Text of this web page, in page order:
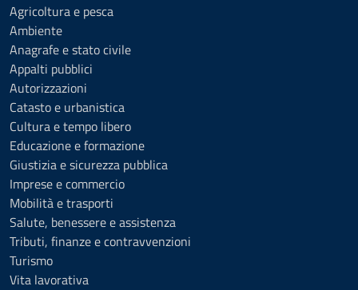
Agricoltura e pesca
Ambiente
Anagrafe e stato civile
Appalti pubblici
Autorizzazioni
Catasto e urbanistica
Cultura e tempo libero
Educazione e formazione
Giustizia e sicurezza pubblica
Imprese e commercio
Mobilità e trasporti
Salute, benessere e assistenza
Tributi, finanze e contravvenzioni
Turismo
Vita lavorativa